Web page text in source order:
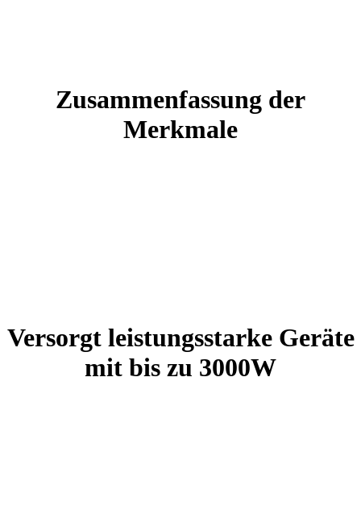
Zusammenfassung der
Merkmale
Versorgt leistungsstarke Geräte
mit bis zu 3000W